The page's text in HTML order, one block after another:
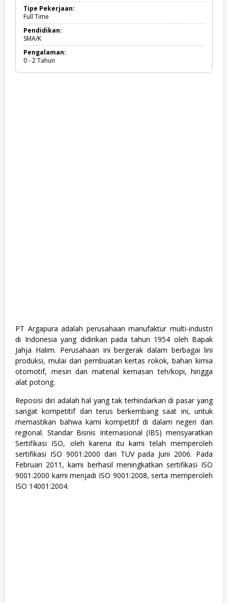
a
r
n
y
Tipe Pekerjaan:
Full Time
Pendidikan:
SMA/K
Pengalaman:
0 - 2 Tahun
PT Argapura adalah perusahaan manufaktur multi-industri
di Indonesia yang didirikan pada tahun 1954 oleh Bapak
Jahja Halim. Perusahaan ini bergerak dalam berbagai lini
produksi, mulai dari pembuatan kertas rokok, bahan kimia
otomotif, mesin dan material kemasan teh/kopi, hingga
alat potong.
Reposisi diri adalah hal yang tak terhindarkan di pasar yang
sangat kompetitif dan terus berkembang saat ini, untuk
memastikan bahwa kami kompetitif di dalam negeri dan
regional. Standar Bisnis Internasional (IBS) mensyaratkan
Sertifikasi ISO, oleh karena itu kami telah memperoleh
sertifikasi ISO 9001:2000 dari TUV pada Juni 2006. Pada
Februari 2011, kami berhasil meningkatkan sertifikasi ISO
9001:2000 kami menjadi ISO 9001:2008, serta memperoleh
ISO 14001:2004.